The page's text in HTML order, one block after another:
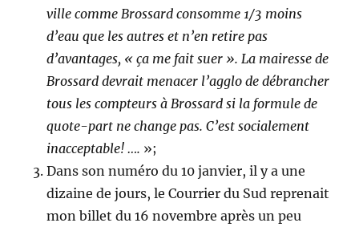
ville comme Brossard consomme 1/3 moins
d’eau que les autres et n’en retire pas
d’avantages, « ça me fait suer ». La mairesse de
Brossard devrait menacer l’agglo de débrancher
tous les compteurs à Brossard si la formule de
quote-part ne change pas. C’est socialement
inacceptable! …. »;
Dans son numéro du 10 janvier, il y a une
dizaine de jours, le Courrier du Sud reprenait
mon billet du 16 novembre après un peu